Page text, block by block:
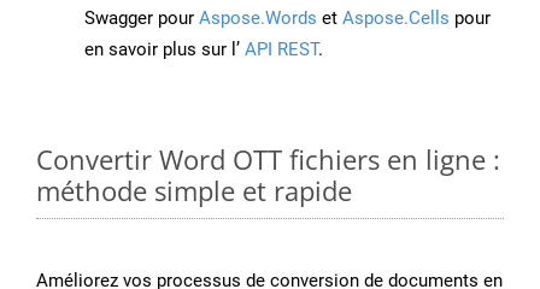
Swagger pour Aspose.Words et Aspose.Cells pour
en savoir plus sur l’ API REST.
Convertir Word OTT fichiers en ligne :
méthode simple et rapide
Améliorez vos processus de conversion de documents en